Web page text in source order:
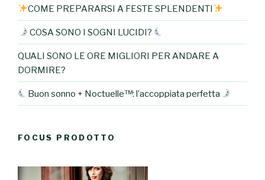
COME PREPARARSI A FESTE SPLENDENTI
COSA SONO I SOGNI LUCIDI?
QUALI SONO LE ORE MIGLIORI PER ANDARE A
DORMIRE?
Buon sonno + Noctuelle™: l’accoppiata perfetta
FOCUS PRODOTTO